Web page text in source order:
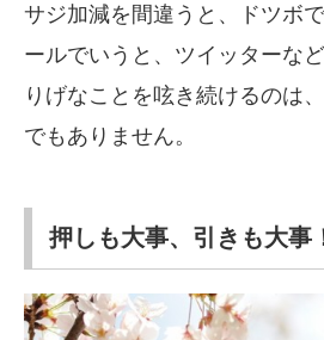
サジ加減を間違うと、ドツボ
ールでいうと、ツイッターな
りげなことを呟き続けるのは
でもありません。
押しも大事、引きも大事